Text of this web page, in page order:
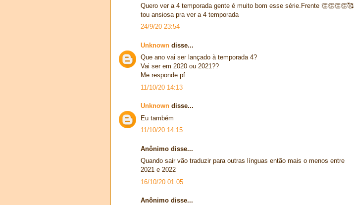
Quero ver a 4 temporada gente é muito bom esse série.Frente 👏👏👏👏🥰
tou ansiosa pra ver a 4 temporada
24/9/20 23:54
Unknown disse...
Que ano vai ser lançado à temporada 4?
Vai ser em 2020 ou 2021??
Me responde pf
11/10/20 14:13
Unknown disse...
Eu também
11/10/20 14:15
Anônimo disse...
Quando sair vão traduzir para outras línguas então mais o menos entre
2021 e 2022
16/10/20 01:05
Anônimo disse...